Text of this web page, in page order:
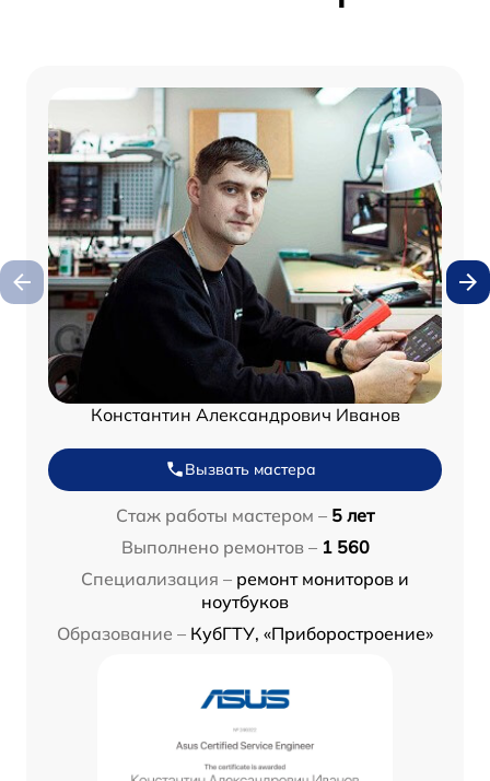
Константин Александрович Иванов
Вызвать мастера
Стаж работы мастером – 5 лет
Выполнено ремонтов – 1 560
Специализация – ремонт мониторов и
ноутбуков
Образование – КубГТУ, «Приборостроение»